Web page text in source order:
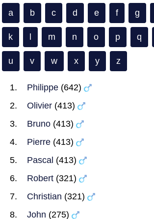
a b c d e f g
k m n o p q
u v w x y z
Philippe (642)
Olivier (413)
Bruno (413)
Pierre (413)
Pascal (413)
Robert (321)
Christian (321)
John (275)